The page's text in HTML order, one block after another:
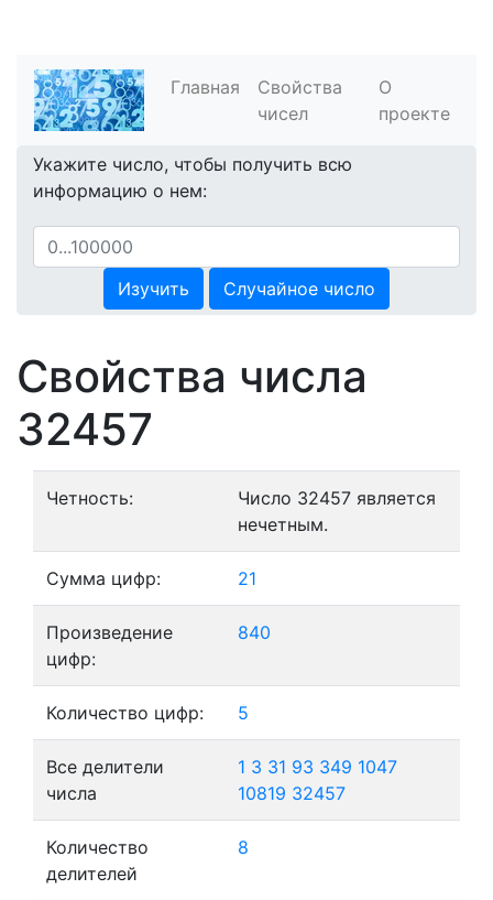
Главная
Свойства
чисел
О
проекте
Укажите число, чтобы получить всю
информацию о нем:
Изучить Случайное число
Свойства числа
32457
Четность:
Число 32457 является
нечетным.
Сумма цифр: 21
Произведение
цифр:
840
Количество цифр: 5
Все делители
числа
1 3 31 93 349 1047
10819 32457
Количество
делителей
8